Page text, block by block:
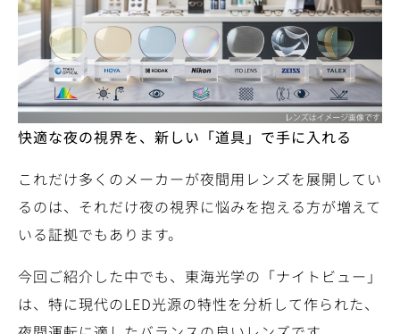
快適な夜の視界を、新しい「道具」で手に入れる
これだけ多くのメーカーが夜間用レンズを展開してい
るのは、それだけ夜の視界に悩みを抱える方が増えて
いる証拠でもあります。
今回ご紹介した中でも、東海光学の「ナイトビュー」
は、特に現代のLED光源の特性を分析して作られた、